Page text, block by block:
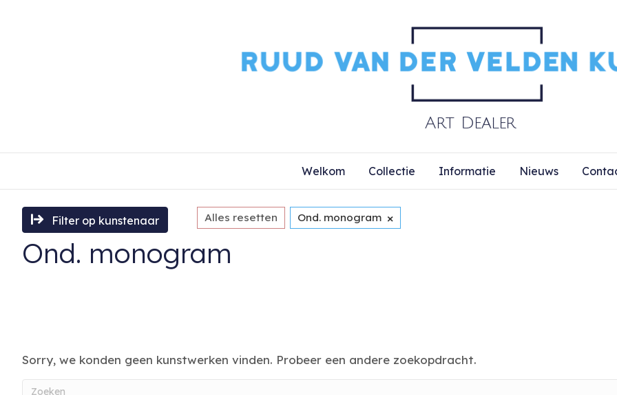
Welkom Collectie Informatie Nieuws
Filter op kunstenaar Alles resetten Ond. monogram ×
Ond. monogram
Sorry, we konden geen kunstwerken vinden. Probeer een andere zoekopdracht.